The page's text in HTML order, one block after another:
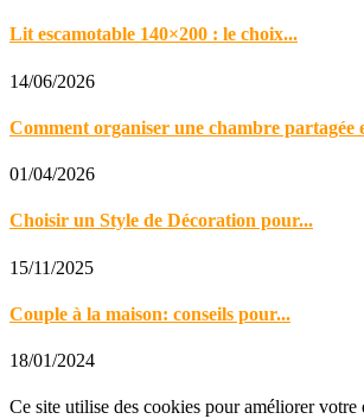
Lit escamotable 140×200 : le choix...
14/06/2026
Comment organiser une chambre partagée
01/04/2026
Choisir un Style de Décoration pour...
15/11/2025
Couple à la maison: conseils pour...
18/01/2024
Ce site utilise des cookies pour améliorer votre